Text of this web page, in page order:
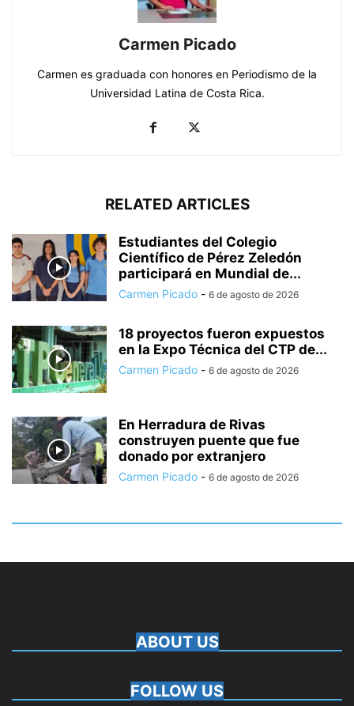
Carmen Picado
Carmen es graduada con honores en Periodismo de la
Universidad Latina de Costa Rica.
RELATED ARTICLES
Estudiantes del Colegio
Científico de Pérez Zeledón
participará en Mundial de...
Carmen Picado - 6 de agosto de 2026
18 proyectos fueron expuestos
en la Expo Técnica del CTP de...
Carmen Picado - 6 de agosto de 2026
En Herradura de Rivas
construyen puente que fue
donado por extranjero
Carmen Picado - 6 de agosto de 2026
ABOUT US
FOLLOW US